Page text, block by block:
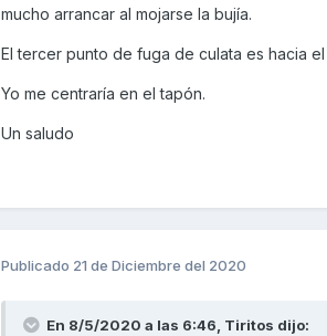
mucho arrancar al mojarse la bujía.
El tercer punto de fuga de culata es hacia
Yo me centraría en el tapón.
Un saludo
Publicado 21 de Diciembre del 2020
En 8/5/2020 a las 6:46, Tiritos dijo: